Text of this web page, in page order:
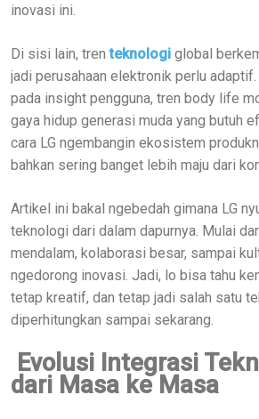
inovasi ini.
Di sisi lain, trenteknologi global
jadi perusahaan elektronik perlu
pada insight pengguna, tren body life
gaya hidup generasi muda yang butuh
cara LG ngembangin ekosistem
bahkan sering banget lebih maju dari
Artikel ini bakal ngebedah gimana LG
teknologi dari dalam dapurnya. Mulai
mendalam, kolaborasi besar, sampai
ngedorong inovasi. Jadi, lo bisa tahu
tetap kreatif, dan tetap jadi salah satu
diperhitungkan sampai sekarang.
Evolusi Integrasi
dari Masa ke Masa